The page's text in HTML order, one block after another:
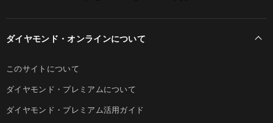
ダイヤモンド・オンラインについて
このサイトについて
ダイヤモンド・プレミアムについて
ダイヤモンド・プレミアム活用ガイド